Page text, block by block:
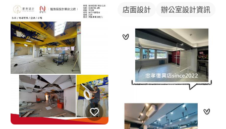
量進來，這也是客戶比較有爭議的問題，我們都會先告知產品好壞
及費用客戶同意再施作。 Q:為何空調,家飾,傢具,家電,設計公司不
包含？ A:因為價差很大比較有爭議，家電家具採購須要花較長時
間挑選製作清單給客戶確認，一般設計公司比較不會去做，我們公
司可以幫客戶採購但須要5%服務費因為人事成本考量，所以我們
都會建議傢俱店給客戶參考,或是提供設計師陪同挑選。 Q:我需要
申請室內裝修許可證嗎？ A:一般住家可以詢問管委會，也可以上
網查詢，商業空間基本上都需要申請,我們有代辦申請室裝,消防,建
築結構申請，標準規費費用住宅約6~8萬，商業空間8~10萬，消防
許可證跟消防設備施工須另計報價此報價都是由業主付款，不包含
在工程內。 Q:為何要簽約呢？ A:保障雙方權益，避免爭議，遵循
店面設計 辦公室設計資訊